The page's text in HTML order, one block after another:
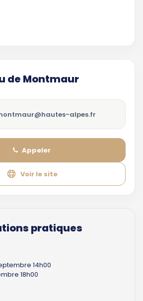
de Montmaur
alpes.fr
Appeler
Voir le site
pratiques
14h00
18h00